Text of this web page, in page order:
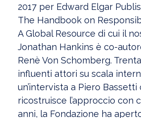
2017 per Edward Elgar
The Handbook on
A Global Resource di cui il
Jonathan Hankins è co-
Renè Von Schomberg.
influenti attori su scala
un’intervista a Piero Bassetti
ricostruisce l’approccio con
anni, la Fondazione ha